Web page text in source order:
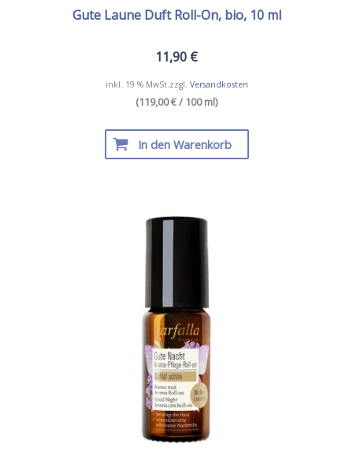
Gute Laune Duft Roll-On, bio, 10 ml
11,90 €
inkl. 19 % MwSt. zzgl. Versandkosten
(119,00 € / 100 ml)
In den Warenkorb